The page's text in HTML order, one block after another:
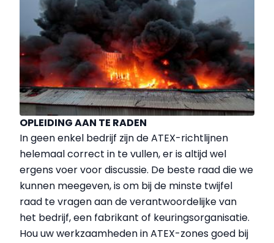
OPLEIDING AAN TE RADEN
In geen enkel bedrijf zijn de ATEX-richtlijnen
helemaal correct in te vullen, er is altijd wel
ergens voer voor discussie. De beste raad die we
kunnen meegeven, is om bij de minste twijfel
raad te vragen aan de verantwoordelijke van
het bedrijf,een fabrikant of keuringsorganisatie.
Hou uw werkzaamheden in ATEX-zones goed bij